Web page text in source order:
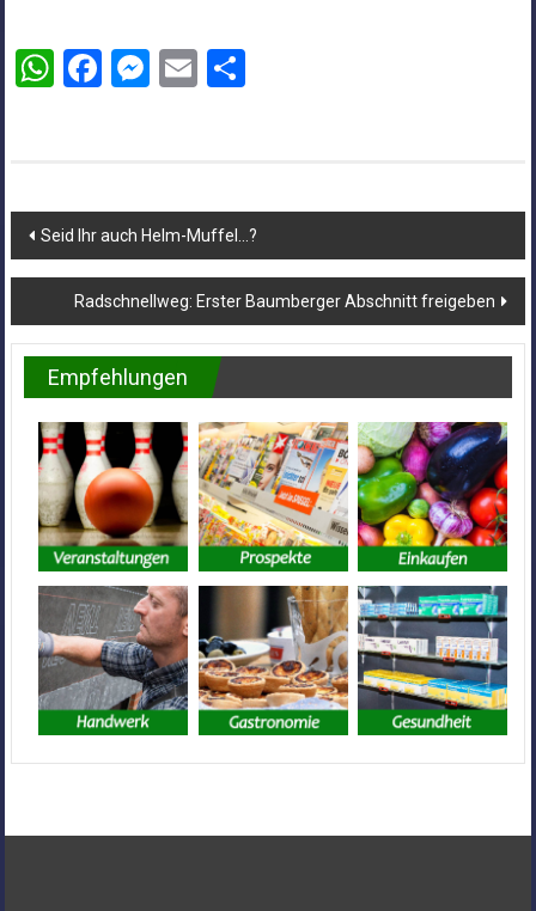
WhatsApp
Facebook
Messenger
EmailTeilen
Beitragsnavigation
Seid Ihr auch Helm-Muffel…?
Radschnellweg: Erster Baumberger Abschnitt freigeben
Empfehlungen